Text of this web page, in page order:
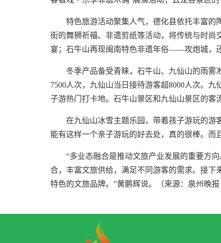
特色旅游活动聚集人气，德化县依托丰富的
街的舞狮祈福、非遗剪纸等活动，将传统与时
宴；石牛山再现闽南特色非遗年俗——攻炮城，
冬季产品备受青睐，石牛山、九仙山的雨
7500人次，九仙山当日接待游客超8000人次。
子游热门打卡地。石牛山景区和九仙山景区的
在九仙山冰雪主题乐园，带着孩子游玩的游
能有这样一个亲子游玩的好去处，真的很棒。
“多业态融合是推动文旅产业发展的重要方
合，丰富文旅供给，满足不同游客的需求。接
特色的文旅品牌。”黄鹏辉说。（来源：泉州晚